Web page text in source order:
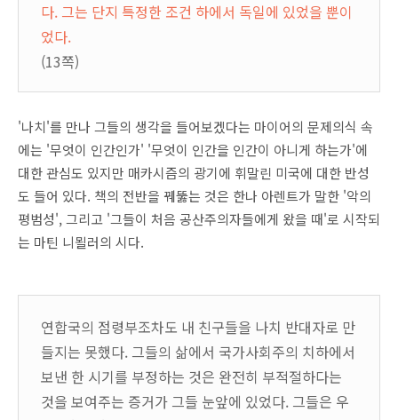
다. 그는 단지 특정한 조건 하에서 독일에 있었을 뿐이
었다.
(13쪽)
'나치'를 만나 그들의 생각을 들어보겠다는 마이어의 문제의식 속
에는 '무엇이 인간인가' '무엇이 인간을 인간이 아니게 하는가'에
대한 관심도 있지만 매카시즘의 광기에 휘말린 미국에 대한 반성
도 들어 있다. 책의 전반을 꿰뚫는 것은 한나 아렌트가 말한 '악의
평범성', 그리고 '그들이 처음 공산주의자들에게 왔을 때'로 시작되
는 마틴 니묄러의 시다.
연합국의 점령부조차도 내 친구들을 나치 반대자로 만
들지는 못했다. 그들의 삶에서 국가사회주의 치하에서
보낸 한 시기를 부정하는 것은 완전히 부적절하다는
것을 보여주는 증거가 그들 눈앞에 있었다. 그들은 우